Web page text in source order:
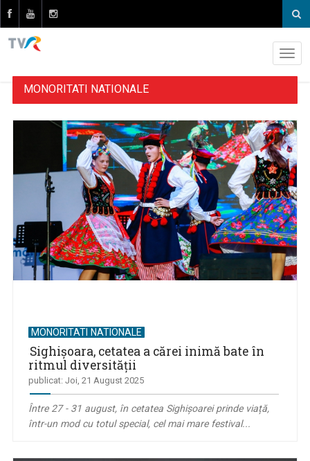
MONORITATI NATIONALE
MONORITATI NATIONALE
Sighișoara, cetatea a cărei inimă bate în
ritmul diversității
publicat: Joi, 21 August 2025
Între 27 - 31 august, în cetatea Sighişoarei prinde viață,
într-un mod cu totul special, cel mai mare festival...